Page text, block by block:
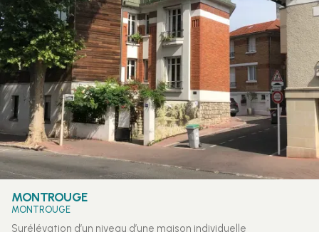
MONTROUGE
MONTROUGE
Surélévation d’un niveau d’une maison individuelle